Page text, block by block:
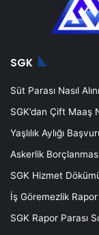
SGK
Süt Parası Nasıl
SGK’dan Çift Maaş
Yaşlılık Aylığı
Askerlik
SGK Hizmet
İş Göremezlik
SGK Rapor Parası